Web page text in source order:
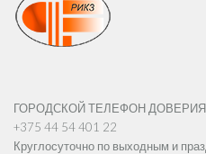
ГОРОДСКОЙ ТЕЛЕФОН ДОВЕРИЯ
+375 44 54 401 22
Круглосуточно по выходным и